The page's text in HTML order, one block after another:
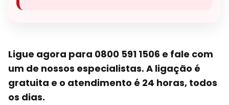
Ligue agora para 0800 591 1506 e fale com
um de nossos especialistas. A ligação é
gratuita e o atendimento é 24 horas, todos
os dias.